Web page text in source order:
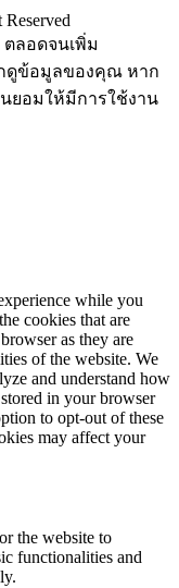
ตลอดจนเพิ่ม
ดูข้อมูลของคุณ หาก
ยอมให้มีการใช้งาน
while you
cookies that are
as they are
of the website. We
and understand how
in your browser
to opt-out of these
may affect your
the website to
functionalities and